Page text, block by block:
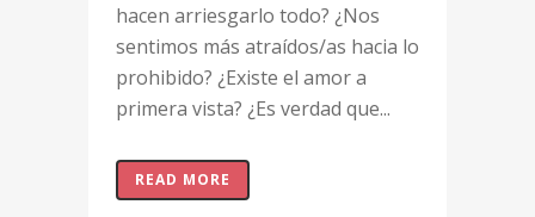
hacen arriesgarlo todo? ¿Nos
sentimos más atraídos/as hacia lo
prohibido? ¿Existe el amor a
primera vista? ¿Es verdad que...
READ MORE